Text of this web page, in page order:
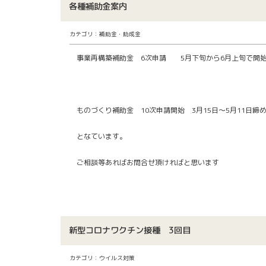
各種補助金案内
カテゴリ：補助金・助成金
事業再構築補助金 6次申請 5月下旬から6月上旬で開
ものづくり補助金 10次申請開始 3月15日～5月11日締
となています。
ご相談等あればお問合せ頂ければと思います
新型コロナワクチン接種 3回目
カテゴリ：ウイルス対策